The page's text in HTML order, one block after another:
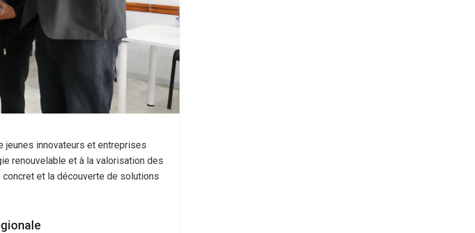
jeunes innovateurs et entreprises
renouvelable et à la valorisation des
concret et la découverte de solutions